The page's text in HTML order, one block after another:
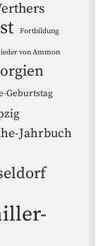
Fortbildung
von Ammon
Geburtstag
Jahrbuch